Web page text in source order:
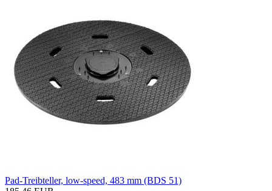
Pad-Treibteller, low-speed, 483 mm (BDS 51)